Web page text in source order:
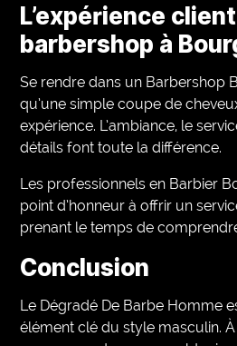
L’expérience
barbershop à
Se rendre dans un Barbershop
qu’une simple coupe de
expérience. L’ambiance, le
détails font toute la différence.
Les professionnels en Barbier
point d’honneur à offrir un
prenant le temps de
Conclusion
Le Dégradé De Barbe Homme
élément clé du style masculin.